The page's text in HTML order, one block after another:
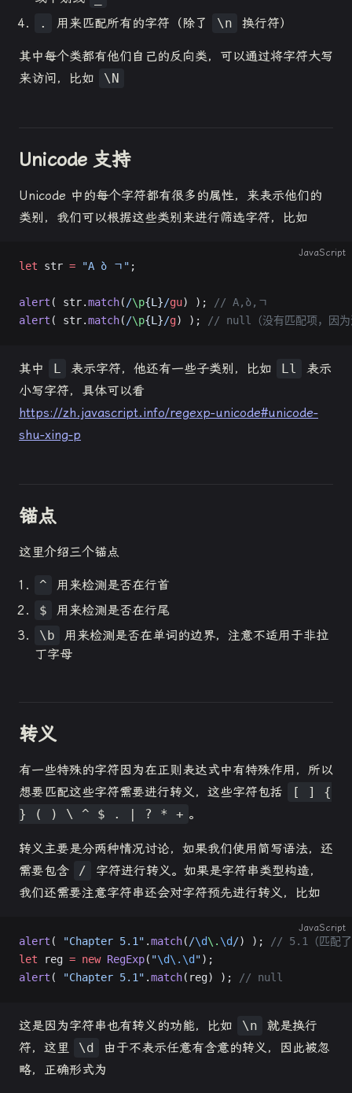
.
用来匹配所有的字符（除了 \n 换行符）
其中每个类都有他们自己的反向类，可以通过将字符大写
来访问，比如
\N
Unicode 支持
Unicode 中的每个字符都有很多的属性，来表示他们的
类别，我们可以根据这些类别来进行筛选字符，比如
JavaScript
let str = "A ბ ㄱ" ;
alert ( str.match( /\p{L}/gu) );
// A,ბ,ㄱ
alert ( str.match( /\p{L}/g) ); // null（没有匹配项，因
其中 L 表示字符，他还有一些子类别，比如 Ll
表示
小写字符，具体可以看
https://zh.javascript.info/regexp-unicode#unicode-
shu-xing-p
锚点
这里介绍三个锚点
^
用来检测是否在行首
$
用来检测是否在行尾
\b
用来检测是否在单词的边界，注意不适用于非拉
丁字母
转义
有一些特殊的字符因为在正则表达式中有特殊作用，所以
想要匹配这些字符需要进行转义，这些字符包括
[ ] {
} ( ) \ ^ $ . | ? * + 。
转义主要是分两种情况讨论，如果我们使用简写语法，还
需要包含
/
字符进行转义。如果是字符串类型构造，
我们还需要注意字符串还会对字符预先进行转义，比如
JavaScript
alert ( "Chapter 5.1" .match( /\d\. \d/) );
// 5.1（匹配了
let reg = new RegExp( "\d\.\d");
alert ( "Chapter 5.1" .match(reg) ); // null
这是因为字符串也有转义的功能，比如 \n
就是换行
符，这里
\d
由于不表示任意有含意的转义，因此被忽
略，正确形式为